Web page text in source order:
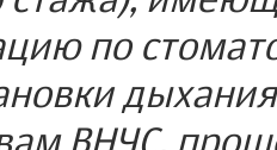
по
ВНЧС,